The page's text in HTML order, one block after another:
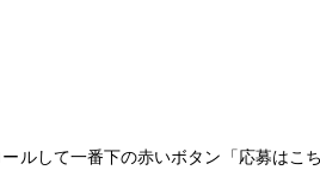
ルして一番下の赤いボタン「応募はこち